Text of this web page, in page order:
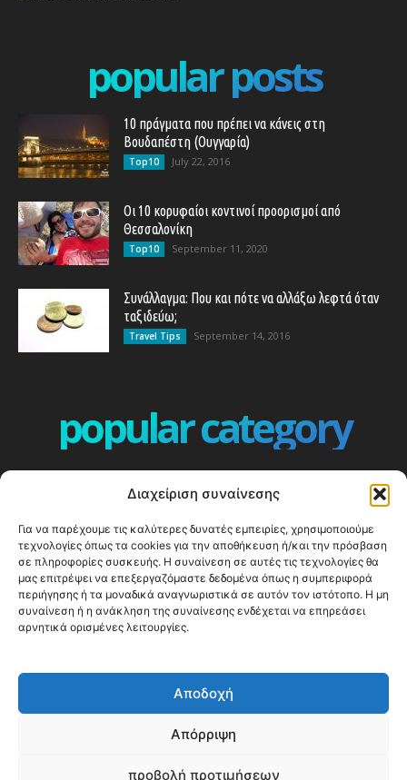
Διαχείριση συναίνεσης
Για να παρέχουμε τις καλύτερες δυνατές εμπειρίες, χρησιμοποιούμε
τεχνολογίες όπως τα cookies για την αποθήκευση ή/και την πρόσβαση
σε πληροφορίες συσκευής. Η συναίνεση σε αυτές τις τεχνολογίες θα
μας επιτρέψει να επεξεργαζόμαστε δεδομένα όπως η συμπεριφορά
περιήγησης ή τα μοναδικά αναγνωριστικά σε αυτόν τον ιστότοπο. Η μη
συναίνεση ή η ανάκληση της συναίνεσης ενδέχεται να επηρεάσει
αρνητικά ορισμένες λειτουργίες.
Αποδοχή
Απόρριψη
προβολή προτιμήσεων
popular posts
10 πράγματα που πρέπει να κάνεις στη
Βουδαπέστη (Ουγγαρία)
Top10 July 22, 2016
Οι 10 κορυφαίοι κοντινοί προορισμοί από
Θεσσαλονίκη
Top10 September 11, 2020
Συνάλλαγμα: Που και πότε να αλλάξω λεφτά όταν
ταξιδεύω;
Travel Tips September 14, 2016
popular category
360
ΕΥΡΩΠΗ
332
ΚΟΣΜΟΣ - WORLD
328
Top10
303
Cool spots
ΝΗΣΙΑ
246
© Happy Traveller 2014-2025